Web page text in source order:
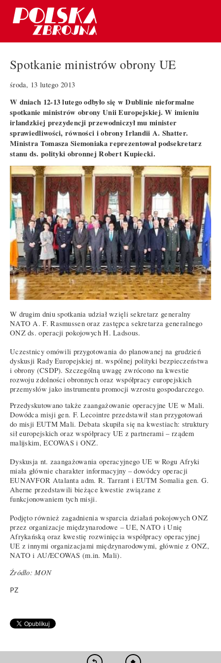
Spotkanie ministrów obrony UE
środa, 13 lutego 2013
W dniach 12-13 lutego odbyło się w Dublinie nieformalne
spotkanie ministrów obrony Unii Europejskiej. W imieniu
irlandzkiej prezydencji przewodniczył mu minister
sprawiedliwości, równości i obrony Irlandii A. Shatter.
Ministra Tomasza Siemoniaka reprezentował podsekretarz
stanu ds. polityki obronnej Robert Kupiecki.
W drugim dniu spotkania udział wzięli sekretarz generalny
NATO A. F. Rasmussen oraz zastępca sekretarza generalnego
ONZ ds. operacji pokojowych H. Ladsous.
Uczestnicy omówili przygotowania do planowanej na grudzień
dyskusji Rady Europejskiej nt. wspólnej polityki bezpieczeństwa
i obrony (CSDP). Szczególną uwagę zwrócono na kwestie
rozwoju zdolności obronnych oraz współpracy europejskich
przemysłów jako instrumentu promocji wzrostu gospodarczego.
Przedyskutowano także zaangażowanie operacyjne UE w Mali.
Dowódca misji gen. F. Lecointre przedstawił stan przygotowań
do misji EUTM Mali. Debata skupiła się na kwestiach: struktury
sił europejskich oraz współpracy UE z partnerami – rządem
malijskim, ECOWAS i ONZ.
Dyskusja nt. zaangażowania operacyjnego UE w Rogu Afryki
miała głównie charakter informacyjny – dowódcy operacji
EUNAVFOR Atalanta adm. R. Tarrant i EUTM Somalia gen. G.
Aherne przedstawili bieżące kwestie związane z
funkcjonowaniem tych misji.
Podjęto również zagadnienia wsparcia działań pokojowych ONZ
przez organizacje międzynarodowe – UE, NATO i Unię
Afrykańską oraz kwestię rozwinięcia współpracy operacyjnej
UE z innymi organizacjami międzynarodowymi, głównie z ONZ,
NATO i AU/ECOWAS (m.in. Mali).
Źródło: MON
PZ